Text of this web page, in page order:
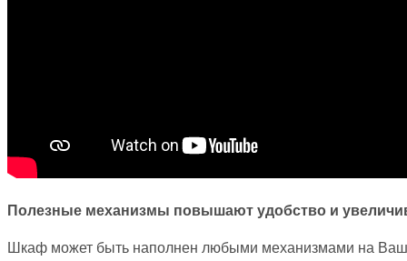
Полезные механизмы повышают удобство и
Шкаф может быть наполнен любыми механизмами на Ваш